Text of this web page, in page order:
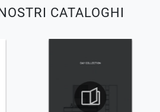
CATALOGHI